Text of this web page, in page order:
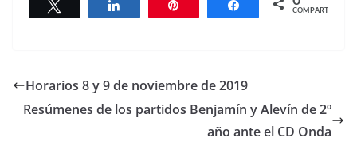
Twittear Compartir Compartir
COMPARTIR
Horarios 8 y 9 de noviembre de 2019
Resúmenes de los partidos Benjamín y Alevín de 2º
año ante el CD Onda